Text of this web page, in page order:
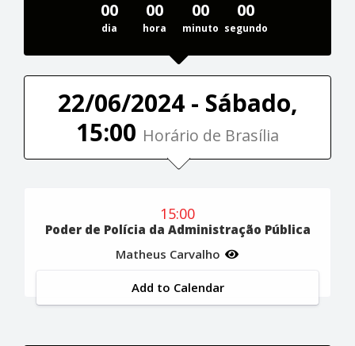
00
dia
00
hora
00
minuto
00
segundo
22/06/2024 - Sábado,
15:00 Horário de Brasília
15:00
Poder de Polícia da Administração Pública
Matheus Carvalho
Add to Calendar